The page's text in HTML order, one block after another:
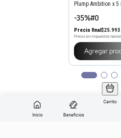
Inicio Beneficios
Carrito
Plump Ambition x 5
-35%#0
Precio final$25.993
Precio sin impuestos
Agregar